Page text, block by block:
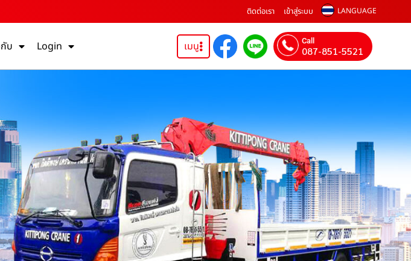
ติดต่อเรา เข้าสู่ระบบ LANGUAGE
บ Login เมนู Call
087-851-5521